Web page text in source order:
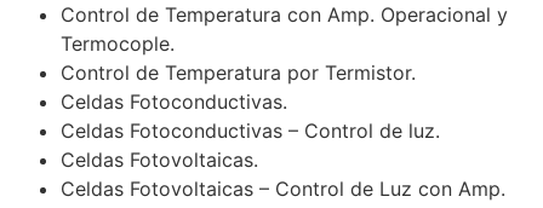
Control de Temperatura con Amp. Operacional y
Termocople.
Control de Temperatura por Termistor.
Celdas Fotoconductivas.
Celdas Fotoconductivas – Control de luz.
Celdas Fotovoltaicas.
Celdas Fotovoltaicas – Control de Luz con Amp.